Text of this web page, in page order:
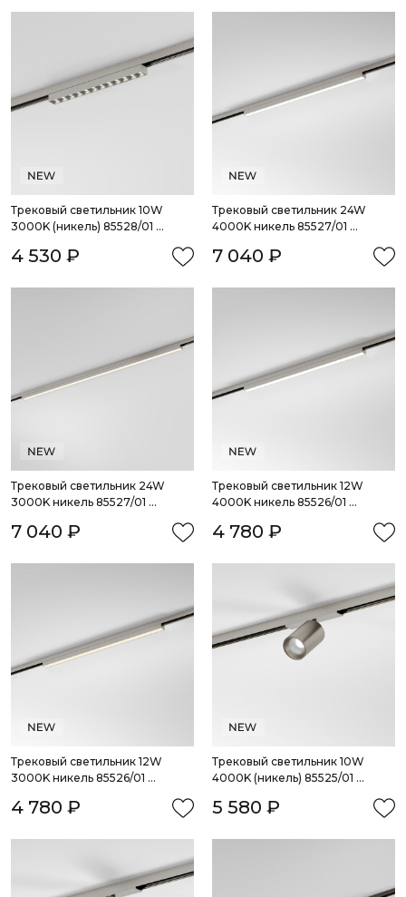
Трековый светильник 10W
3000K (никель) 85528/01
4 530 ₽
Трековый светильник 24W
4000K никель 85527/01
7 040 ₽
Трековый светильник 24W
3000K никель 85527/01
7 040 ₽
Трековый светильник 12W
4000K никель 85526/01
4 780 ₽
Трековый светильник 12W
3000K никель 85526/01
4 780 ₽
Трековый светильник 10W
4000K (никель) 85525/01
5 580 ₽